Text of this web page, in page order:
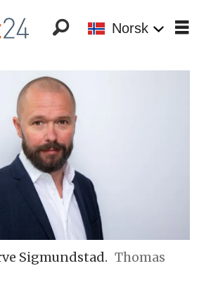
Norsk
Sigmundstad. Thomas